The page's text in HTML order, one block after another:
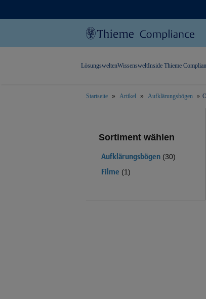
LösungsweltenWissensweltInside Thieme
Startseite Artikel Aufklärungsbögen
Sortiment wählen
Aufklärungsbögen (30)
Filme (1)